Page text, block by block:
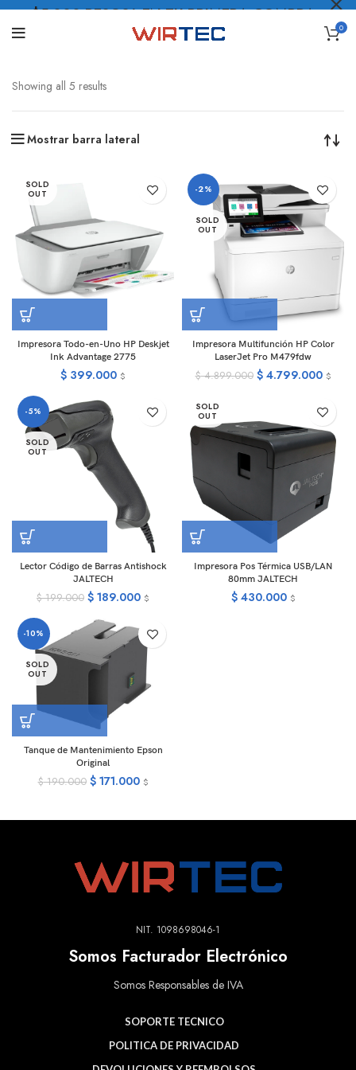
0
Showing all 5 results
Mostrar barra lateral
SOLD
OUT
Impresora Todo-en-Uno HP Deskjet
Ink Advantage 2775
$ 399.000 $
-2%
SOLD
OUT
Impresora Multifunción HP Color
LaserJet Pro M479fdw
$4.899.000 $4.799.000 $
-5%
SOLD
OUT
Lector Código de Barras Antishock
JALTECH
$199.000 $ 189.000 $
SOLD
OUT
Impresora Pos Térmica USB/LAN
80mm JALTECH
$430.000 $
-10%
SOLD
OUT
Tanque de Mantenimiento Epson
Original
$190.000 $171.000 $
NIT. 1098698046-1
Somos Facturador Electrónico
Somos Responsables de IVA
SOPORTE TECNICO
POLITICA DE PRIVACIDAD
$5.000 PESOS* EN TU PRIMERA COMPRA